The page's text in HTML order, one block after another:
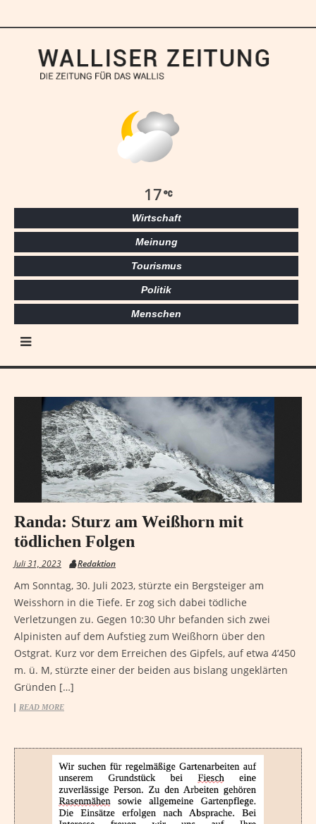
17
Wirtschaft
Meinung
Tourismus
Politik
Menschen
Randa: Sturz am Weißhorn mit
tödlichen Folgen
Juli 31, 2023 Redaktion
Am Sonntag, 30. Juli 2023, stürzte ein Bergsteiger am
Weisshorn in die Tiefe. Er zog sich dabei tödliche
Verletzungen zu. Gegen 10:30 Uhr befanden sich zwei
Alpinisten auf dem Aufstieg zum Weißhorn über den
Ostgrat. Kurz vor dem Erreichen des Gipfels, auf etwa 4’450
m. ü. M, stürzte einer der beiden aus bislang ungeklärten
Gründen […]
READ MORE